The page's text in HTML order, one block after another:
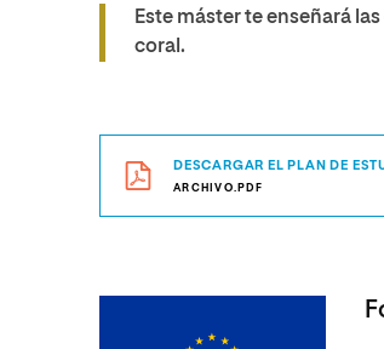
Este máster te enseñará
coral.
DESCARGAR EL PLAN DE
ARCHIVO.PDF